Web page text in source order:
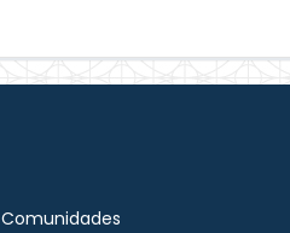
Comunidades